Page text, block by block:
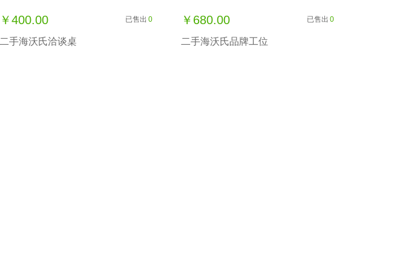
￥400.00 已售出 0
二手海沃氏洽谈桌
￥680.00 已售出 0
二手海沃氏品牌工位